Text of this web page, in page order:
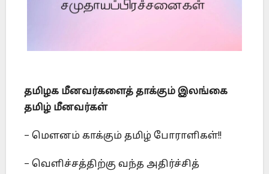
தமிழக மீனவர்களைத் தாக்கும் இலங்கை
தமிழ் மீனவர்கள்
– மௌனம் காக்கும் தமிழ் போராளிகள்!!
– வெளிச்சத்திற்கு வந்த அதிர்ச்சித்